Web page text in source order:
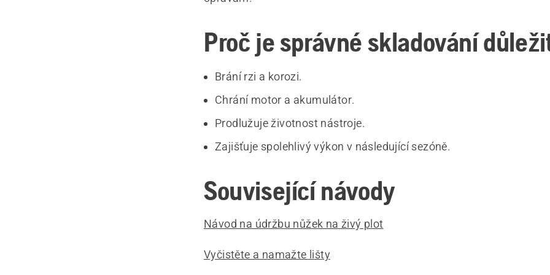
Proč je správné skladování
Brání rzi a korozi.
Chrání motor a akumulátor.
Prodlužuje životnost nástroje.
Zajišťuje spolehlivý výkon v následující sezóně.
Související návody
Návod na údržbu nůžek na živý plot
Vyčistěte a namažte lišty